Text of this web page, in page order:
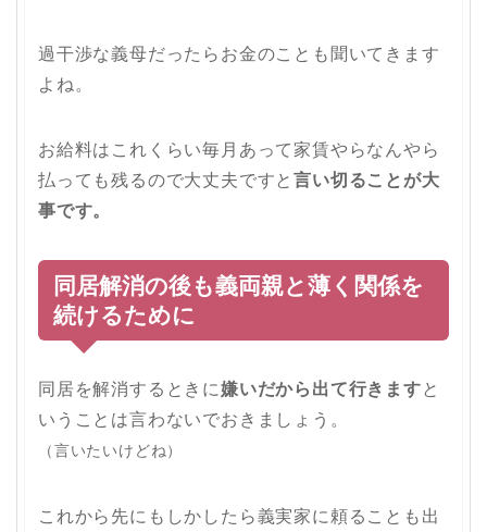
過干渉な義母だったらお金のことも聞いてきます
よね。
お給料はこれくらい毎月あって家賃やらなんやら
払っても残るので大丈夫ですと言い切ることが大
事です。
同居解消の後も義両親と薄く関係を
続けるために
同居を解消するときに嫌いだから出て行きますと
いうことは言わないでおきましょう。
（言いたいけどね）
これから先にもしかしたら義実家に頼ることも出